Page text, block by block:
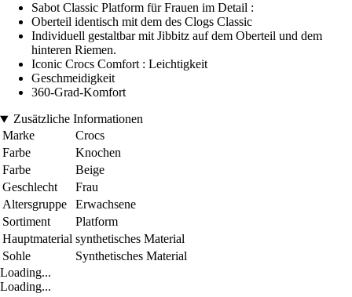
Sabot Classic Platform für Frauen im Detail :
Oberteil identisch mit dem des Clogs Classic
Individuell gestaltbar mit Jibbitz auf dem Oberteil und dem
hinteren Riemen.
Iconic Crocs Comfort : Leichtigkeit
Geschmeidigkeit
360-Grad-Komfort
Zusätzliche Informationen
Marke
Crocs
Farbe
Knochen
Farbe
Beige
Geschlecht
Frau
Altersgruppe
Erwachsene
Sortiment
Platform
Hauptmaterial synthetisches Material
Sohle
Synthetisches Material
Loading...
Loading...